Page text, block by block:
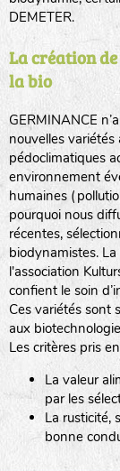
DEMETER.
La création
la bio
GERMINANCE
nouvelles
pédoclimatiques
environnement
humaines
pourquoi nous
récentes,
biodynamistes.
l'association
confient le soin
Ces variétés sont
aux
Les critères pris
La valeur
par les
La rusticité,
bonne
DE
GRAINE
JARDIN
LA BOITE
BEL : Code de la
20 : Année de
BPA : Initiales du
semence.
1 : Numéro
A : Sans calibre.
G: Gros
M: Moyen
P: Petit
Légumes
Légumes
Plantes